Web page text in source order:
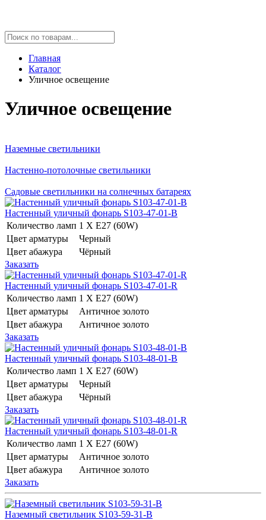
Главная
Каталог
Уличное освещение
Уличное освещение
Наземные светильники
Настенно-потолочные светильники
Садовые светильники на солнечных батареях
Настенный уличный фонарь S103-47-01-B
Количество ламп 1 Х E27 (60W)
Цвет арматуры
Черный
Цвет абажура
Чёрный
Заказать
Настенный уличный фонарь S103-47-01-R
Количество ламп 1 Х E27 (60W)
Цвет арматуры
Античное золото
Цвет абажура
Античное золото
Заказать
Настенный уличный фонарь S103-48-01-B
Количество ламп 1 Х E27 (60W)
Цвет арматуры
Черный
Цвет абажура
Чёрный
Заказать
Настенный уличный фонарь S103-48-01-R
Количество ламп 1 Х E27 (60W)
Цвет арматуры
Античное золото
Цвет абажура
Античное золото
Заказать
Наземный светильник S103-59-31-B